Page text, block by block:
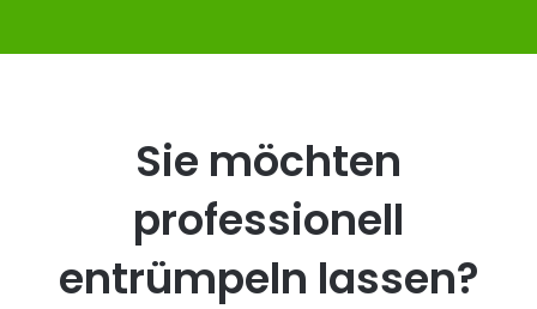
Sie möchten
professionell
entrümpeln lassen?